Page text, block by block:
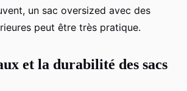
un sac oversized avec des
peut être très pratique.
et la durabilité des sacs